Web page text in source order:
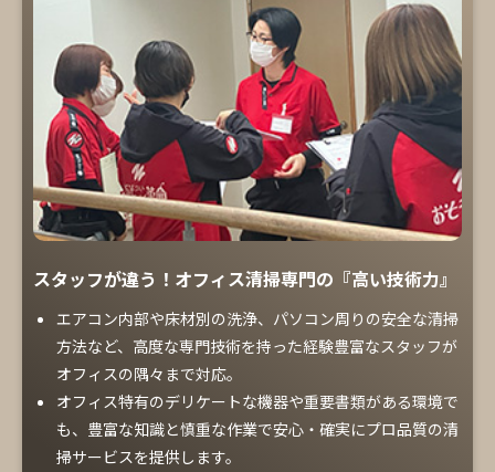
スタッフが違う！オフィス清掃専門の『高い技術力』
エアコン内部や床材別の洗浄、パソコン周りの安全な清掃
方法など、高度な専門技術を持った経験豊富なスタッフが
オフィスの隅々まで対応。
オフィス特有のデリケートな機器や重要書類がある環境で
も、豊富な知識と慎重な作業で安心・確実にプロ品質の清
掃サービスを提供します。